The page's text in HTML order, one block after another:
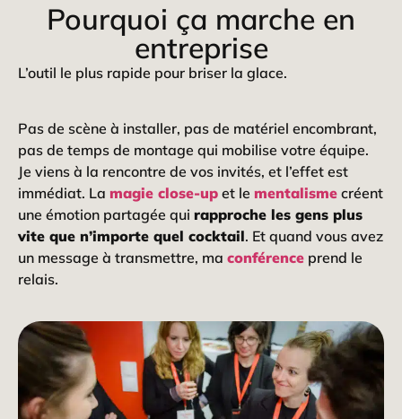
Pourquoi ça marche en
entreprise
L’outil le plus rapide pour briser la glace.
Pas de scène à installer, pas de matériel encombrant,
pas de temps de montage qui mobilise votre équipe.
Je viens à la rencontre de vos invités, et l’effet est
immédiat. La magie close-up et le mentalisme créent
une émotion partagée qui rapproche les gens plus
vite que n’importe quel cocktail. Et quand vous avez
un message à transmettre, ma conférence prend le
relais.